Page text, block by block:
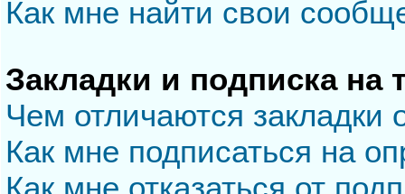
Как мне найти свои
Закладки и подписка на
Чем отличаются закладки
Как мне подписаться на